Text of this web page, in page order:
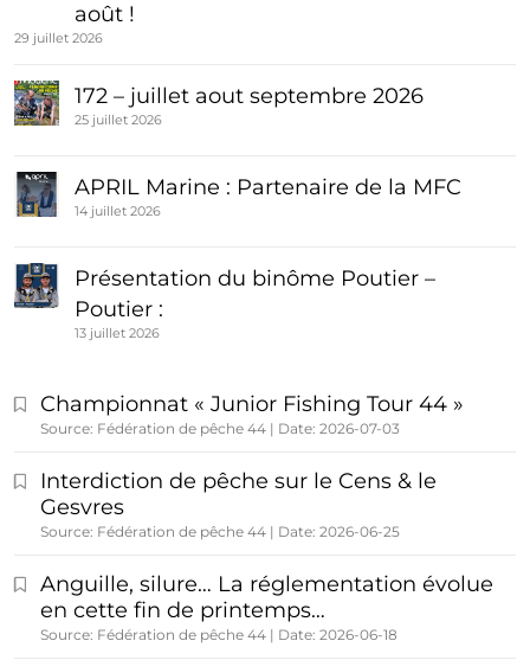
août !
29 juillet 2026
172 – juillet aout septembre 2026
25 juillet 2026
APRIL Marine : Partenaire de la MFC
14 juillet 2026
Présentation du binôme Poutier –
Poutier :
13 juillet 2026
Championnat « Junior Fishing Tour 44 »
Source: Fédération de pêche 44 Date: 2026-07-03
Interdiction de pêche sur le Cens & le
Gesvres
Source: Fédération de pêche 44 Date: 2026-06-25
Anguille, silure… La réglementation évolue
en cette fin de printemps…
Source: Fédération de pêche 44 Date: 2026-06-18